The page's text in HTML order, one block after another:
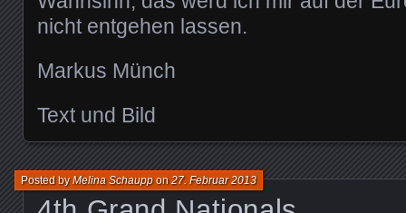
nicht entgehen lassen.
Markus Münch
Text und Bild
Posted byMelina Schauppon27. Februar 2013